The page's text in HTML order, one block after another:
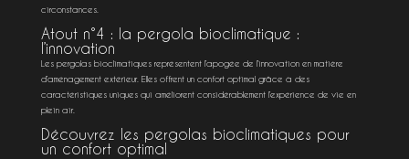
circonstances.
Atout n°4 : la pergola bioclimatique :
l’innovation
Les pergolas bioclimatiques représentent l’apogée de l’innovation en matière
d’aménagement extérieur. Elles offrent un confort optimal grâce à des
caractéristiques uniques qui améliorent considérablement l’expérience de vie en
plein air.
Découvrez les pergolas bioclimatiques pour
un confort optimal